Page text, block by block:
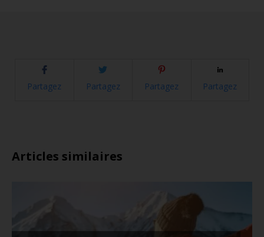
Partagez Partagez Partagez Partagez
Articles similaires